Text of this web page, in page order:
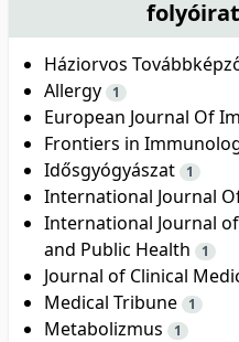
Háziorvos
Allergy 1
European Journal Of
Frontiers in
Idősgyógyászat 1
International Journal
International Journal
and Public Health
1
Journal of Clinical
Medical Tribune 1
Metabolizmus 1